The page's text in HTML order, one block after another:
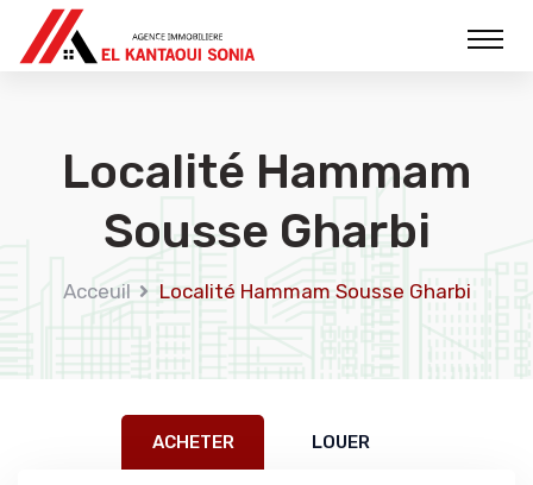
Localité Hammam
Sousse Gharbi
Acceuil Localité Hammam Sousse Gharbi
ACHETER LOUER